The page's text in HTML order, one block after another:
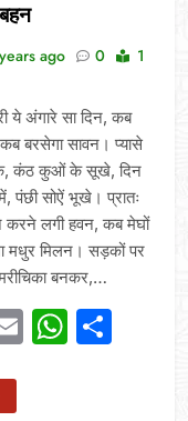
ago 0
1
ये अंगारे सा दिन, कब
बरसेगा सावन। प्यासे
कंठ कुओं के सूखे, दिन
पंछी सोऐं भूखे। प्रातः
करने लगी हवन, कब मेघों
मधुर मिलन। सड़कों पर
बनकर,…
Email